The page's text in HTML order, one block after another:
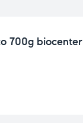
700g biocenter